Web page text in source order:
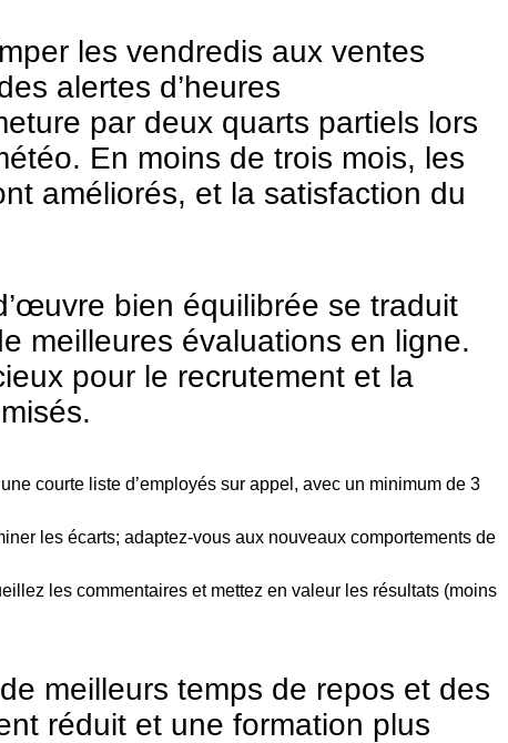
les vendredis aux ventes
alertes d’heures
par deux quarts partiels lors
En moins de trois mois, les
améliorés, et la satisfaction du
bien équilibrée se traduit
meilleures évaluations en ligne.
pour le recrutement et la
courte liste d’employés sur appel, avec un minimum de 3
les écarts; adaptez-vous aux nouveaux comportements de
les commentaires et mettez en valeur les résultats (moins
meilleurs temps de repos et des
réduit et une formation plus